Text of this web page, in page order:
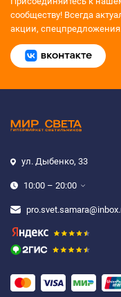
сообществу! Всегда
акции, спецпредложения.
ул. Дыбенко, 33
10:00 – 20:00